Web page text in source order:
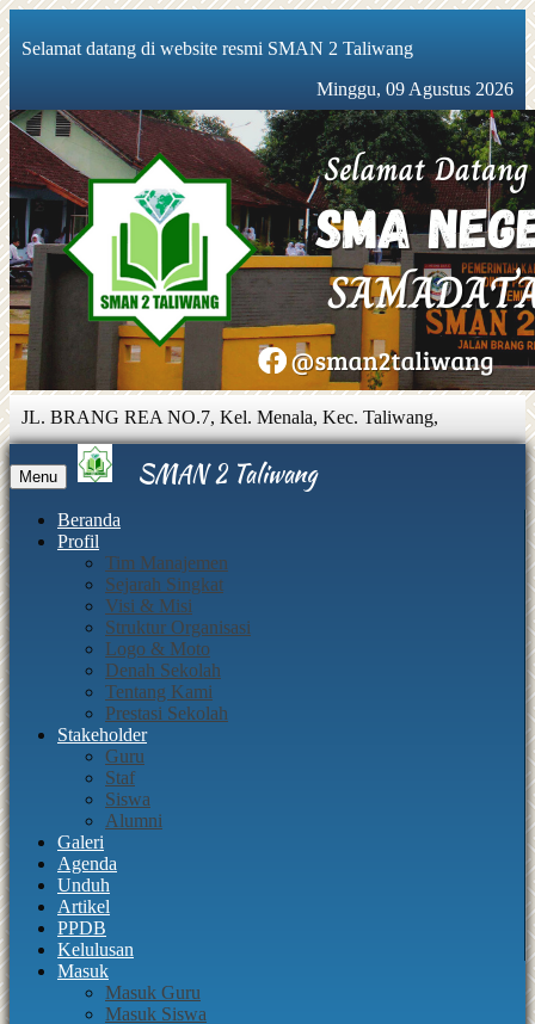
Selamat datang di website resmi SMAN 2 Taliwang
Minggu, 09 Agustus 2026
JL. BRANG REA NO.7, Kel. Menala, Kec. Taliwang,
Sumbawa Barat, Nusa Tenggara Barat 84355 |081931888560 |
sman2taliwang@gmail.com
Menu SMAN 2 Taliwang
Beranda
Profil
Tim Manajemen
Sejarah Singkat
Visi & Misi
Struktur Organisasi
Logo & Moto
Denah Sekolah
Tentang Kami
Prestasi Sekolah
Stakeholder
Guru
Staf
Siswa
Alumni
Galeri
Agenda
Unduh
Artikel
PPDB
Kelulusan
Masuk
Masuk Guru
Masuk Siswa